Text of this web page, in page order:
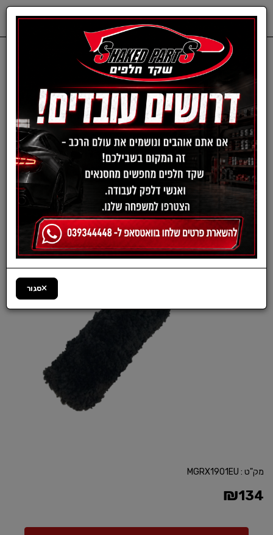
ציוד, אביזרים ומוצרים לרכב חומרי ניקוי לרכב
מברשת לניקוי ג'אנטים
(גודל L) - SUPREME
WHEEL BRUSH LARGE
מבית MEGUIAR'S
מק"ט : MGRX1901EU
₪134
סגור